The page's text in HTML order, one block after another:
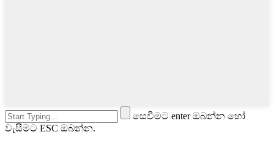
සෙවීමට enter ඔබන්න හෝ
වැසීමට ESC ඔබන්න.